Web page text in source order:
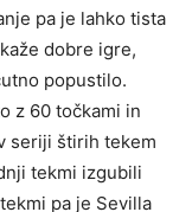
pa je lahko tista
dobre igre,
popustilo.
z 60 točkami in
seriji štirih tekem
tekmi izgubili
pa je Sevilla